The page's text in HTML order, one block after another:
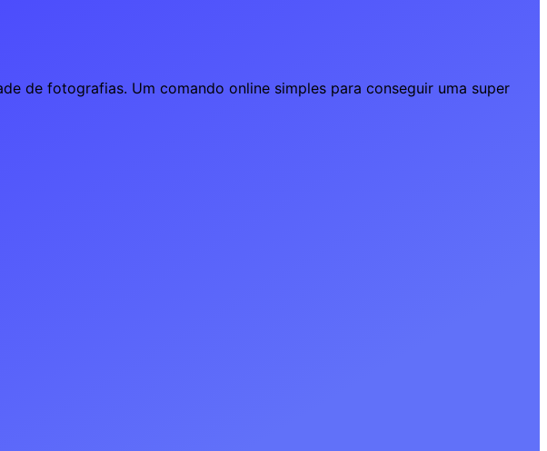
de fotografias. Um comando online simples para conseguir uma super